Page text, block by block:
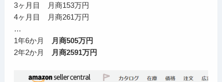
3ヶ月目 月商153万円
4ヶ月目 月商261万円
…
1年6か月
月商505万円
2年2か月
月商2591万円